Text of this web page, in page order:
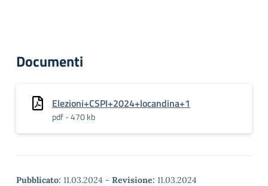
Documenti
Elezioni+CSPI+2024+locandina+1
pdf - 470 kb
Pubblicato: 11.03.2024 - Revisione: 11.03.2024